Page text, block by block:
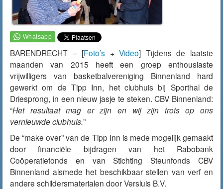
BARENDRECHT – [Foto’s +Video] Tijdens de laatste
maanden van 2015 heeft een groep enthousiaste
vrijwilligers van basketbalvereniging Binnenland hard
gewerkt om de Tipp Inn, het clubhuis bij Sporthal de
Driesprong, in een nieuw jasje te steken. CBV Binnenland:
“Het resultaat mag er zijn en wij zijn trots op ons
vernieuwde clubhuis.”
De “make over” van de Tipp Inn is mede mogelijk gemaakt
door financiële bijdragen van het Rabobank
Coöperatiefonds en van Stichting Steunfonds CBV
Binnenland alsmede het beschikbaar stellen van verf en
andere schildersmaterialen door Versluis B.V.